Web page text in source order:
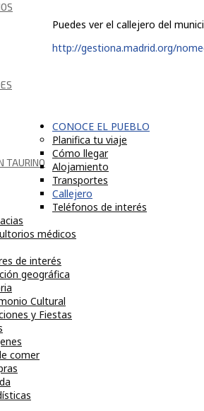
TAURINO
Puedes ver el callejero del
http://gestiona.madrid.org/
CONOCE EL PUEBLO
Planifica tu viaje
Cómo llegar
Alojamiento
Transportes
Callejero
Teléfonos de interés
médicos
de interés
geográfica
Cultural
y Fiestas
comer